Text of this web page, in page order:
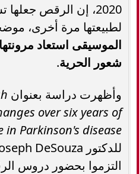
2020، إن الرقص
لطبيعتها مرة أخرى،
الموسيقى استعاد
شعور الحرية.
وأظهرت دراسة بعنوان
over six years of
Parkinson's disease
التزموا بحضور دروس